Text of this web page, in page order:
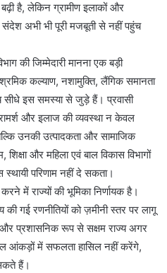
है, लेकिन ग्रामीण इलाकों और
अभी भी पूरी मजबूती से नहीं पहुंच
की जिम्मेदारी मानना एक बड़ी
कल्याण, नशामुक्ति, लैंगिक समानता
सीधे इस समस्या से जुड़े हैं। प्रवासी
और इलाज की व्यवस्था न केवल
उनकी उत्पादकता और सामाजिक
और महिला एवं बाल विकास विभागों
परिणाम नहीं दे सकता।
में राज्यों की भूमिका निर्णायक है।
की गई रणनीतियों को ज़मीनी स्तर पर लागू
प्रशासनिक रूप से सक्षम राज्य अगर
आंकड़ों में सफलता हासिल नहीं करेंगे,
हैं।